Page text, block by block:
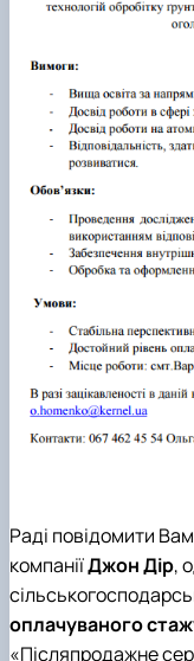
Раді повідомити
компаніїДжон Дір,
оплачуваного
«Післяпродажне